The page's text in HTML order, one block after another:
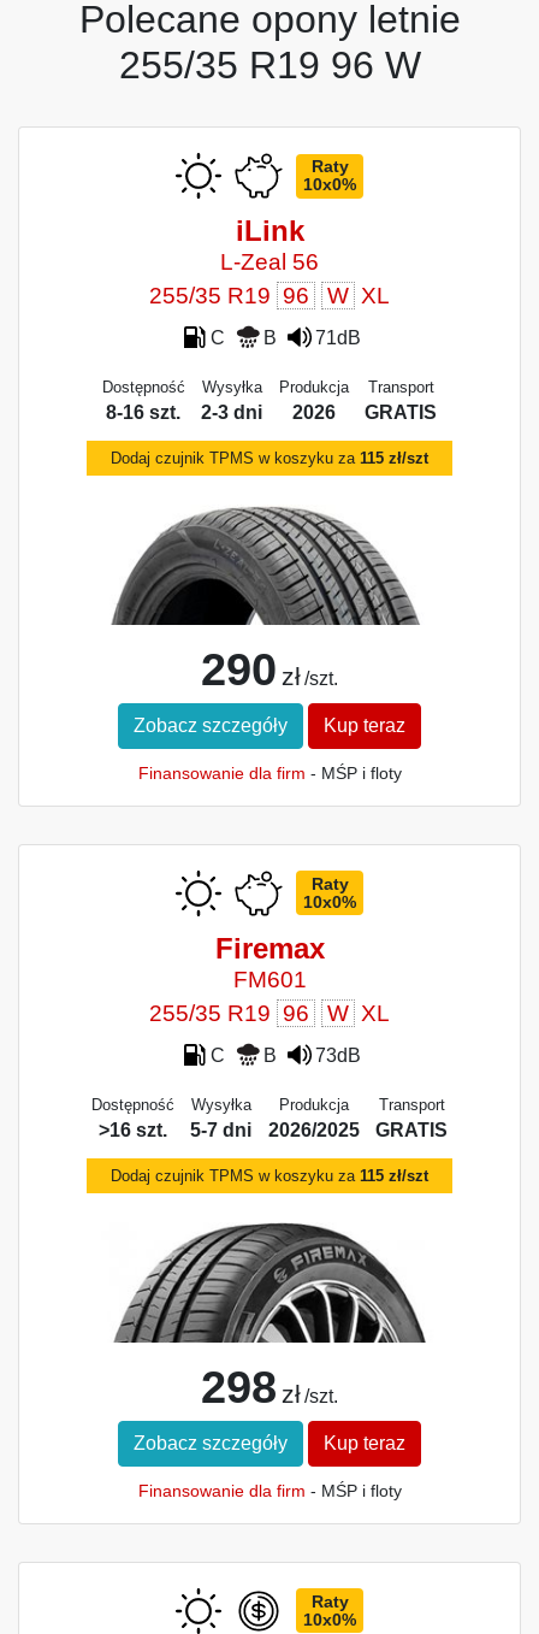
Polecane opony letnie
255/35 R19 96 W
Raty
10x0%
iLink
L-Zeal 56
255/35 R19 96 W XL
C B 71dB
Dostępność
8-16 szt.
Wysyłka
2-3 dni
Produkcja
2026
Transport
GRATIS
Dodaj czujnik TPMS w koszyku za 115 zł/szt
290 zł /szt.
Zobacz szczegóły Kup teraz
Finansowanie dla firm - MŚP i floty
Raty
10x0%
Firemax
FM601
255/35 R19 96 W XL
C B 73dB
Dostępność
>16 szt.
Wysyłka
5-7 dni
Produkcja
2026/2025
Transport
GRATIS
Dodaj czujnik TPMS w koszyku za 115 zł/szt
298 zł /szt.
Zobacz szczegóły Kup teraz
Finansowanie dla firm - MŚP i floty
Raty
10x0%